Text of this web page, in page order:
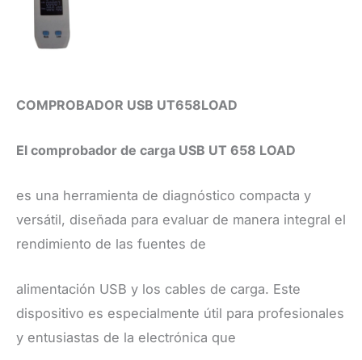
COMPROBADOR USB UT658LOAD
El comprobador de carga USB UT 658 LOAD
es una herramienta de diagnóstico compacta y
versátil, diseñada para evaluar de manera integral el
rendimiento de las fuentes de
alimentación USB y los cables de carga. Este
dispositivo es especialmente útil para profesionales
y entusiastas de la electrónica que